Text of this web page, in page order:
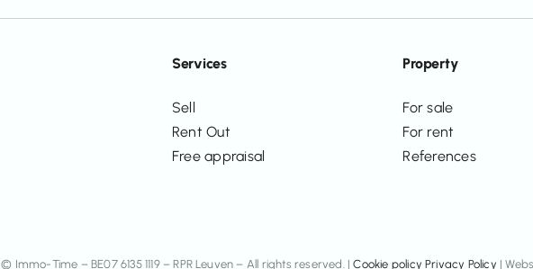
Services
Sell
Rent Out
Free appraisal
Property
For sale
For rent
References
© Immo-Time – BE07 6135 1119 – RPR Leuven – All rights reserved. |Cookie policy Privacy Policy |